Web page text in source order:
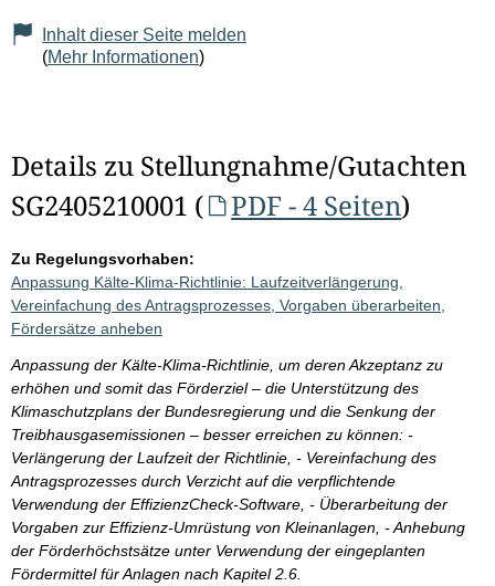
Inhalt dieser Seite melden
(Mehr Informationen)
Details zu Stellungnahme/Gutachten
SG2405210001 (
PDF - 4 Seiten)
Zu Regelungsvorhaben:
Anpassung Kälte-Klima-Richtlinie: Laufzeitverlängerung,
Vereinfachung des Antragsprozesses, Vorgaben überarbeiten,
Fördersätze anheben
Anpassung der Kälte-Klima-Richtlinie, um deren Akzeptanz zu
erhöhen und somit das Förderziel – die Unterstützung des
Klimaschutzplans der Bundesregierung und die Senkung der
Treibhausgasemissionen – besser erreichen zu können: -
Verlängerung der Laufzeit der Richtlinie, - Vereinfachung des
Antragsprozesses durch Verzicht auf die verpflichtende
Verwendung der EffizienzCheck-Software, - Überarbeitung der
Vorgaben zur Effizienz-Umrüstung von Kleinanlagen, - Anhebung
der Förderhöchstsätze unter Verwendung der eingeplanten
Fördermittel für Anlagen nach Kapitel 2.6.